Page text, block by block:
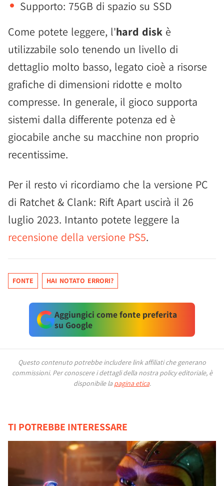
Supporto: 75GB di spazio su SSD
Come potete leggere, l'hard disk è
utilizzabile solo tenendo un livello di
dettaglio molto basso, legato cioè a risorse
grafiche di dimensioni ridotte e molto
compresse. In generale, il gioco supporta
sistemi dalla differente potenza ed è
giocabile anche su macchine non proprio
recentissime.
Per il resto vi ricordiamo che la versione PC
di Ratchet & Clank: Rift Apart uscirà il 26
luglio 2023. Intanto potete leggere la
recensione della versione PS5.
FONTE HAI NOTATO ERRORI?
Aggiungici come fonte preferita
su Google
Questo contenuto potrebbe includere link affiliati che generano
commissioni. Per conoscere i dettagli della nostra policy editoriale, è
disponibile la pagina etica.
TI POTREBBE INTERESSARE